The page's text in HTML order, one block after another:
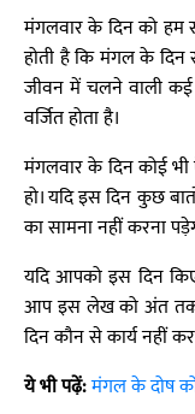
मंगलवार के दिन को हम
होती है कि मंगल के दिन
जीवन में चलने वाली कई
वर्जित होता है।
मंगलवार के दिन कोई भी
हो। यदि इस दिन कुछ
का सामना नहीं करना
यदि आपको इस दिन
आप इस लेख को अंत तक
दिन कौन से कार्य नहीं
ये भी पढ़ें:मंगल के दोष